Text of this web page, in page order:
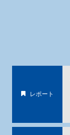
レポート